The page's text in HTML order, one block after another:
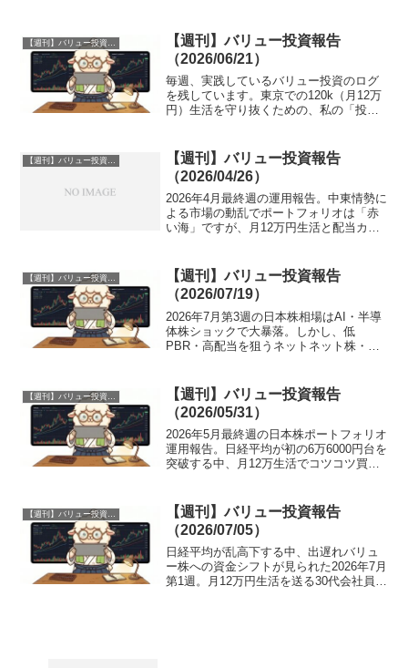
マクロ経済がバリュー投資に与える影響
を解説します。
【週刊】バリュー投資報告
（2026/06/21）
毎週、実践しているバリュー投資のログ
を残しています。東京での120k（月12万
円）生活を守り抜くための、私の「投資
ピックを解説します。1. 【日本株】歴史
的瞬間！日...
【週刊】バリュー投資報告
【週刊】バリュー投資報告
（2026/04/26）
2026年4月最終週の運用報告。中東情勢に
よる市場の動乱でポートフォリオは「赤
い海」ですが、月12万円生活と配当カバ
引き、AIとバリュー投資で自由を掴むた
めの生存戦略を綴ります。
【週刊】バリュー投資報告
【週刊】バリュー投資報告
（2026/07/19）
2026年7月第3週の日本株相場はAI・半導
体株ショックで大暴落。しかし、低
PBR・高配当を狙うネットネット株・バ
指す30代会社員のリアルな投資分析と保
有銘柄の評価損益を公開します。
【週刊】バリュー投資報告
（2026/05/31）
2026年5月最終週の日本株ポートフォリオ
運用報告。日経平均が初の6万6000円台を
突破する中、月12万生活でコツコツ買っ
TPRが反発。
【週刊】バリュー投資報告
（2026/07/05）
日経平均が乱高下する中、出遅れバリュ
ー株への資金シフトが見られた2026年7月
第1週。月12万円生活を送る30代会社員の